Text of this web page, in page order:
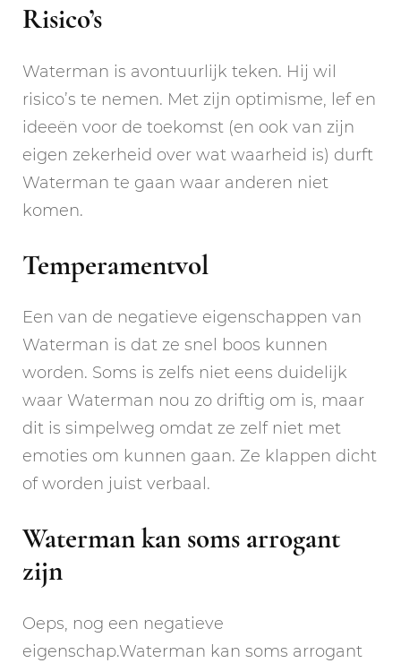
Risico’s
Waterman is avontuurlijk teken. Hij wil
risico’s te nemen. Met zijn optimisme, lef en
ideeën voor de toekomst (en ook van zijn
eigen zekerheid over wat waarheid is) durft
Waterman te gaan waar anderen niet
komen.
Temperamentvol
Een van de negatieve eigenschappen van
Waterman is dat ze snel boos kunnen
worden. Soms is zelfs niet eens duidelijk
waar Waterman nou zo driftig om is, maar
dit is simpelweg omdat ze zelf niet met
emoties om kunnen gaan. Ze klappen dicht
of worden juist verbaal.
Waterman kan soms arrogant
zijn
Oeps, nog een negatieve
eigenschap.Waterman kan soms arrogant